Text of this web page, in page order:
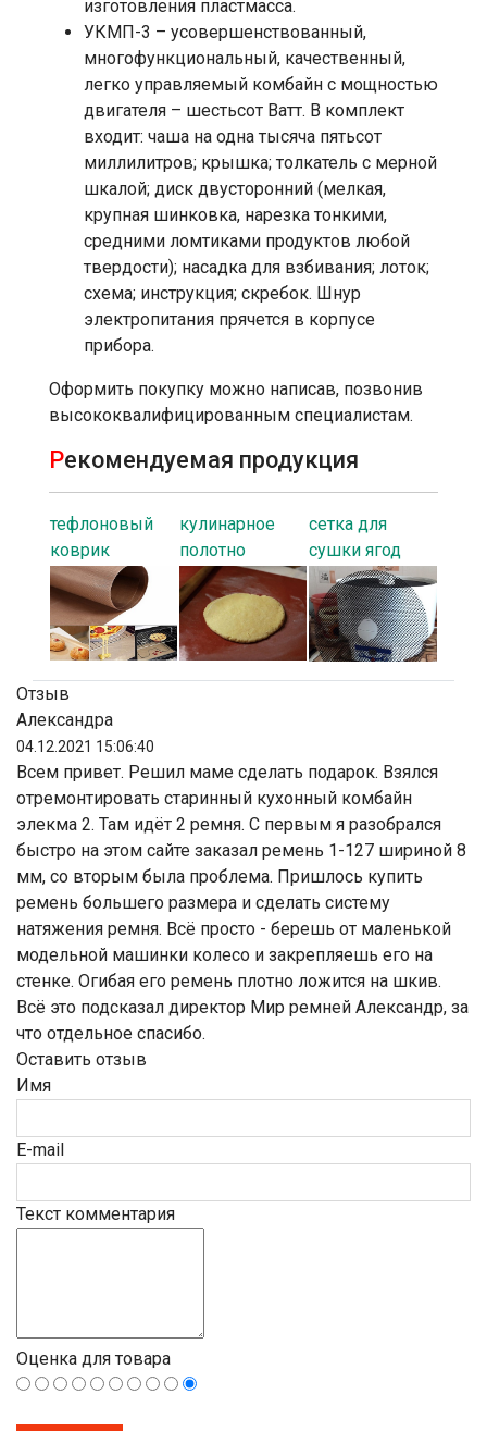
изготовления пластмасса.
УКМП-3 – усовершенствованный,
многофункциональный, качественный,
легко управляемый комбайн с мощностью
двигателя – шестьсот Ватт. В комплект
входит: чаша на одна тысяча пятьсот
миллилитров; крышка; толкатель с мерной
шкалой; диск двусторонний (мелкая,
крупная шинковка, нарезка тонкими,
средними ломтиками продуктов любой
твердости); насадка для взбивания; лоток;
схема; инструкция; скребок. Шнур
электропитания прячется в корпусе
прибора.
Оформить покупку можно написав, позвонив
высококвалифицированным специалистам.
Рекомендуемая продукция
тефлоновый
коврик
кулинарное
полотно
сетка для
сушки ягод
Отзыв
Александра
04.12.2021 15:06:40
Всем привет. Решил маме сделать подарок. Взялся
отремонтировать старинный кухонный комбайн
элекма 2. Там идёт 2 ремня. С первым я разобрался
быстро на этом сайте заказал ремень 1-127 шириной 8
мм, со вторым была проблема. Пришлось купить
ремень большего размера и сделать систему
натяжения ремня. Всё просто - берешь от маленькой
модельной машинки колесо и закрепляешь его на
стенке. Огибая его ремень плотно ложится на шкив.
Всё это подсказал директор Мир ремней Александр, за
что отдельное спасибо.
Оставить отзыв
Имя
E-mail
Текст комментария
Оценка для товара